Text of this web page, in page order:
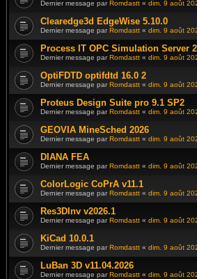
Dernier message parRomdastt « dim. 9 août
Clearedge3d EdgeWise 5.10.0
Dernier message parRomdastt « dim. 9 août
Process IT OPC Simulation Server 2
Dernier message parRomdastt « dim. 9 août
OptiFDTD optifdtd 16.0 2
Dernier message parRomdastt « dim. 9 août
Proteus Design Suite pro 9.1 SP2
Dernier message parRomdastt « dim. 9 août
GEOVIA MineSched 2026
Dernier message parRomdastt « dim. 9 août
DIANA FEA
Dernier message parRomdastt « dim. 9 août
ColorLogic CoPrA v11.1
Dernier message parRomdastt « dim. 9 août
Res3DInv v2026.1
Dernier message parRomdastt « dim. 9 août
KiCad 10.0.1
Dernier message parRomdastt « dim. 9 août
LuBan 3D v11.04.2026
Dernier message parRomdastt « dim. 9 août